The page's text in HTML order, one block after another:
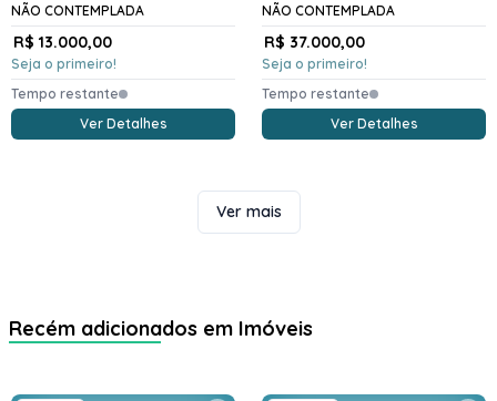
NÃO CONTEMPLADA
R$ 13.000,00
Seja o primeiro!
Tempo restante
Ver Detalhes
NÃO CONTEMPLADA
R$ 37.000,00
Seja o primeiro!
Tempo restante
Ver Detalhes
Ver mais
Recém adicionados em Imóveis